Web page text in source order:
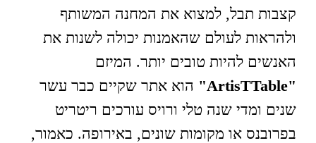
קצבות תבל, למצוא את המחנה המשותף
ולהראות לעולם שהאמנות יכולה לשנות את
האנשים להיות טובים יותר. המיזם
"ArtisTTable"
הוא אתר שקיים כבר עשר
שנים ומדי שנה טלי ורויס עורכים ריטריט
בפרובנס או מקומות שונים, באירופה. כאמור,